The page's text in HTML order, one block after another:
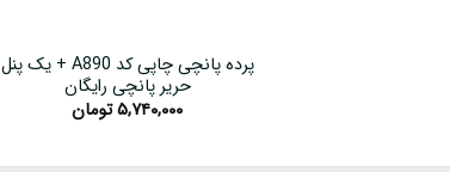
پرده پانچی چاپی کد A890 + یک پنل
حریر پانچی رایگان
۵,۷۴۰,۰۰۰تومان